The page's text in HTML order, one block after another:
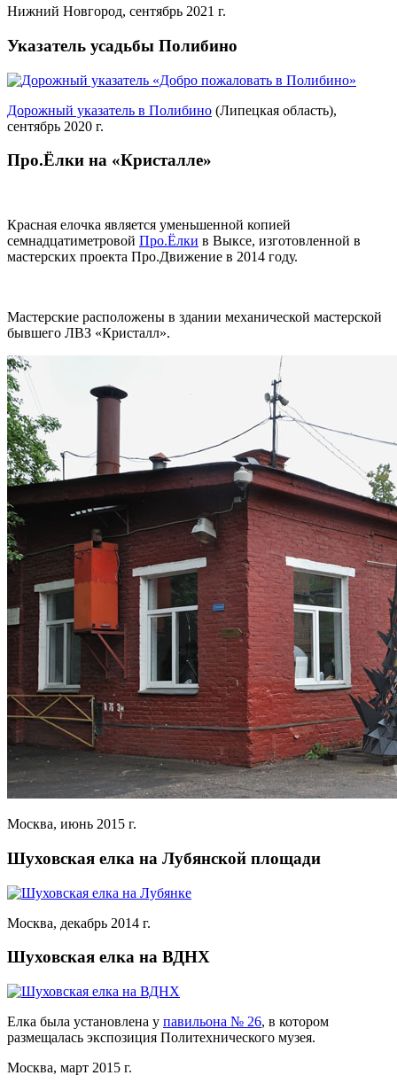
Нижний Новгород, сентябрь 2021 г.
Указатель усадьбы Полибино
Дорожный указатель в Полибино (Липецкая область),
сентябрь 2020 г.
Про.Ёлки на «Кристалле»
Красная елочка является уменьшенной копией
семнадцатиметровой Про.Ёлки в Выксе, изготовленной в
мастерских проекта Про.Движение в 2014 году.
Мастерские расположены в здании механической мастерской
бывшего ЛВЗ «Кристалл».
Москва, июнь 2015 г.
Шуховская елка на Лубянской площади
Москва, декабрь 2014 г.
Шуховская елка на ВДНХ
Елка была установлена у павильона № 26, в котором
размещалась экспозиция Политехнического музея.
Москва, март 2015 г.